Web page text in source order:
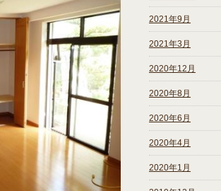
2021年9月
2021年3月
2020年12月
2020年8月
2020年6月
2020年4月
2020年1月